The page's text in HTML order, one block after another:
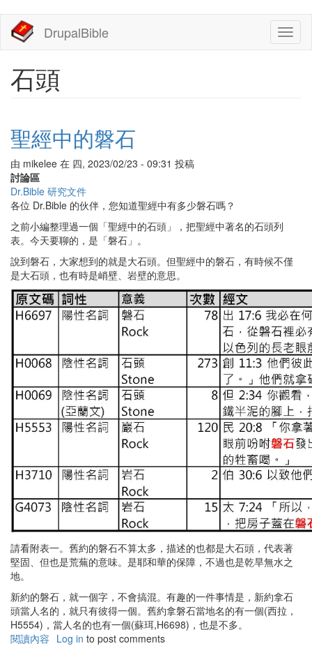
主
DrupalBible
石頭
聖經中的磐石
由 mikelee 在 四, 2023/02/23 - 09:31 投稿
討論區
Dr.Bible 研究文件
各位 Dr.Bible 的伙伴，您知道聖經中有多少磐石嗎？
之前小編整理過一個「聖經中的石頭」，把聖經中著名的石頭列
表。今天要聊的，是「磐石」。
說到磐石，大家想到的就是大石頭。但聖經中的磐石，有時候不僅
是大石頭，也有時是峭壁、岩壁的意思。
請看附表一。舊約的磐石不算太多，描述的也都是大石頭，代表著
堅固、但也是荒蕪的意味。是耶和華的保障，不過也是乾旱無水之
地。
新約的磐石，就一個字，不會搞混。有趣的一件事情是，新約拿石
頭當人名的，就只有彼得一個。舊約拿磐石當地名的有一個(西拉，
H5554)，當人名的也有一個(蘇珥,H6698)，也是不多。
閱讀內容 有Log in to post comments